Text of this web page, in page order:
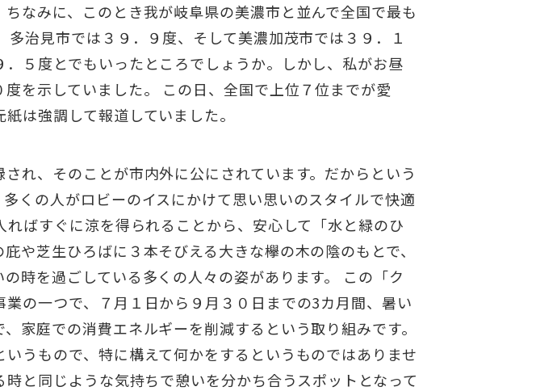
なみに、このとき我が岐阜県の美濃市と並んで全国で最も
治見市では３９．９度、そして美濃加茂市では３９．１
５度とでもいったところでしょうか。しかし、私がお昼
を示していました。 この日、全国で上位７位までが愛
は強調して報道していました。
れ、そのことが市内外に公にされています。だからという
くの人がロビーのイスにかけて思い思いのスタイルで快適
ばすぐに涼を得られることから、安心して「水と緑のひ
や芝生ひろばに３本そびえる大きな欅の木の陰のもとで、
時を過ごしている多くの人々の姿があります。 この「ク
の一つで、７月１日から９月３０日までの3カ月間、暑い
家庭での消費エネルギーを削減するという取り組みです。
うもので、特に構えて何かをするというものではありませ
と同じような気持ちで憩いを分かち合うスポットとなって